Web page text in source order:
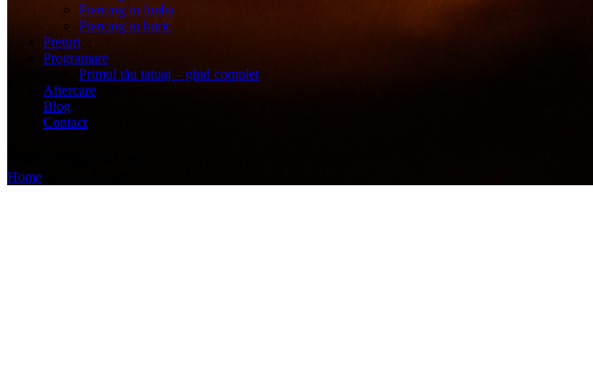
Piercing in limba
Piercing in buric
Preturi
Programare
Primul tău tatuaj – ghid complet
Aftercare
Blog
Contact
Home